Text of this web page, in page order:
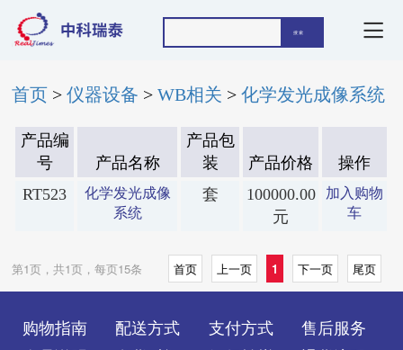
首页 >仪器设备 >WB相关 >化学发光成像系统
产品编
号
产品名称
产品包
装
产品价格
操作
RT523
化学发光成像
系统
套
100000.00
元
加入购物
车
第1页，共1页，每页15条 首页 上一页 1 下一页 尾页
购物指南
配送方式
支付方式
售后服务